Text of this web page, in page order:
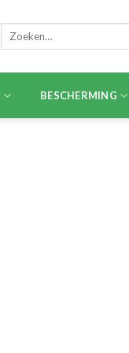
Zoeken
BESCHERMING